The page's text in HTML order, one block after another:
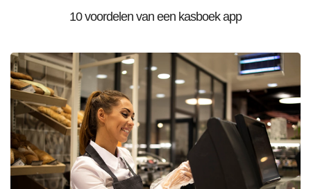
10 voordelen van een kasboek app